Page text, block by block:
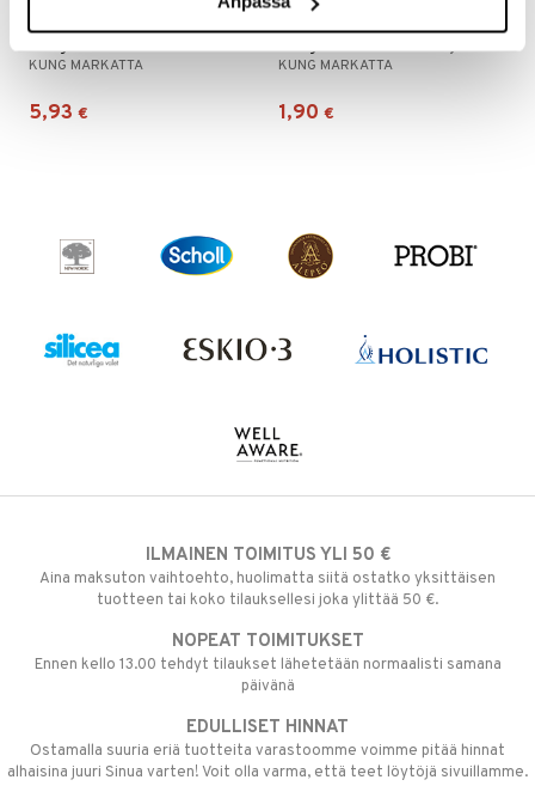
KUNG MARKATTA
5,93 €
KUNG MARKATTA
1,90 €
ILMAINEN TOIMITUS YLI 50 €
Aina maksuton vaihtoehto, huolimatta siitä ostatko yksittäisen
tuotteen tai koko tilauksellesi joka ylittää 50 €.
NOPEAT TOIMITUKSET
Ennen kello 13.00 tehdyt tilaukset lähetetään normaalisti samana
päivänä
EDULLISET HINNAT
Ostamalla suuria eriä tuotteita varastoomme voimme pitää hinnat
alhaisina juuri Sinua varten! Voit olla varma, että teet löytöjä sivuillamme.